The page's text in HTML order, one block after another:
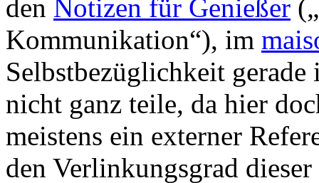
den Notizen für Genießer
Kommunikation“), im
Selbstbezüglichkeit
nicht ganz teile, da hier
meistens ein externer
den Verlinkungsgrad